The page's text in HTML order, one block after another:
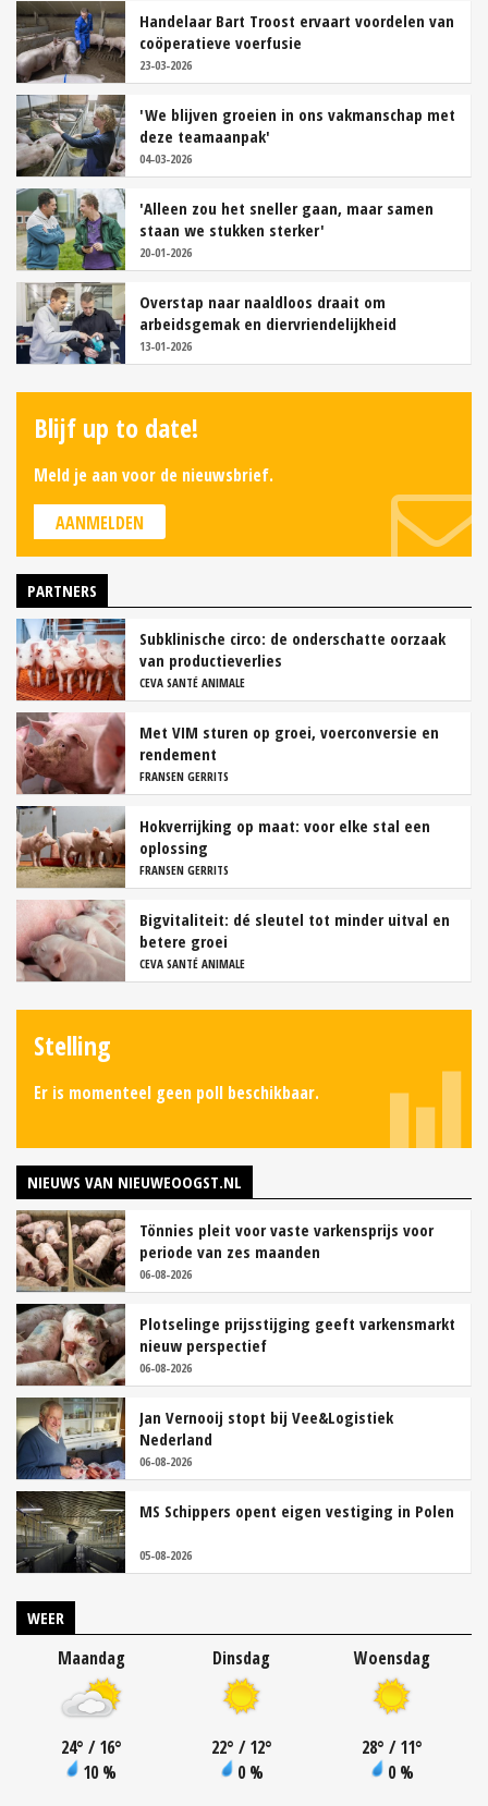
Handelaar Bart Troost ervaart voordelen van
coöperatieve voerfusie
23-03-2026
'We blijven groeien in ons vakmanschap met
deze teamaanpak'
04-03-2026
'Alleen zou het sneller gaan, maar samen
staan we stukken sterker'
20-01-2026
Overstap naar naaldloos draait om
arbeidsgemak en diervriendelijkheid
13-01-2026
Blijf up to date!
Meld je aan voor de nieuwsbrief.
AANMELDEN
PARTNERS
Subklinische circo: de onderschatte oorzaak
van productieverlies
CEVA SANTÉ ANIMALE
Met VIM sturen op groei, voerconversie en
rendement
FRANSEN GERRITS
Hokverrijking op maat: voor elke stal een
oplossing
FRANSEN GERRITS
Bigvitaliteit: dé sleutel tot minder uitval en
betere groei
CEVA SANTÉ ANIMALE
Stelling
Er is momenteel geen poll beschikbaar.
NIEUWS VAN NIEUWEOOGST.NL
Tönnies pleit voor vaste varkensprijs voor
periode van zes maanden
06-08-2026
Plotselinge prijsstijging geeft varkensmarkt
nieuw perspectief
06-08-2026
Jan Vernooij stopt bij Vee&Logistiek
Nederland
06-08-2026
MS Schippers opent eigen vestiging in Polen
05-08-2026
WEER
Maandag
24° / 16°
10 %
Dinsdag
22° / 12°
0 %
Woensdag
28° / 11°
0 %